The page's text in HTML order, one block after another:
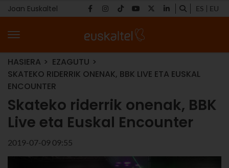
Joan Euskaltel ES EU
HASIERA
EZAGUTU
SKATEKO RIDERRIK ONENAK, BBK LIVE ETA EUSKAL
ENCOUNTER
Skateko riderrik onenak, BBK
Live eta Euskal Encounter
2019-07-09 09:55